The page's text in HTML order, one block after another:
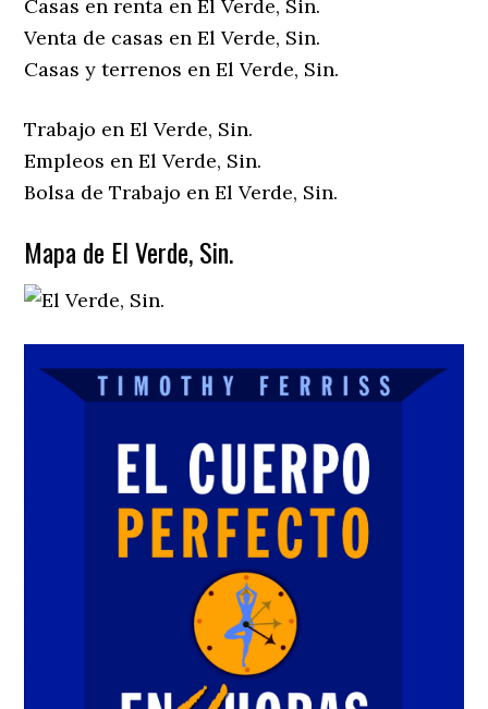
Casas en renta en El Verde, Sin.
Venta de casas en El Verde, Sin.
Casas y terrenos en El Verde, Sin.
Trabajo en El Verde, Sin.
Empleos en El Verde, Sin.
Bolsa de Trabajo en El Verde, Sin.
Mapa de El Verde, Sin.